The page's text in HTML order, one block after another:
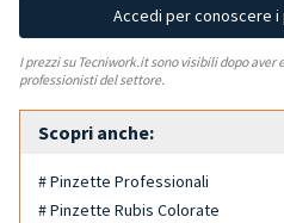
Accedi per conoscere
I prezzi su Tecniwork.it sono visibili dopo
professionisti del settore.
Scopri anche:
# Pinzette Professionali
# Pinzette Rubis Colorate